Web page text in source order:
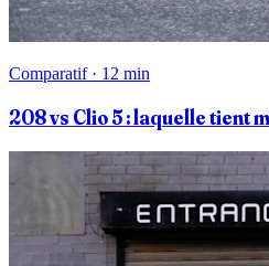
Comparatif · 12 min
208 vs Clio 5 : laquelle tient